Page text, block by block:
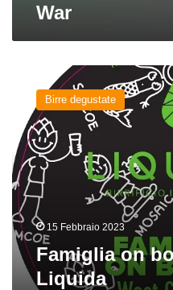
War
board
birrificio
Liquida
Birre degustate
15 Febbraio 2023
Famiglia on
Liquida